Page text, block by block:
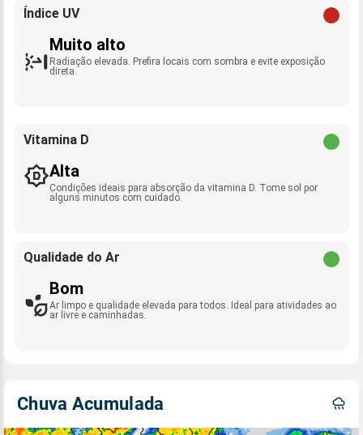
Índice UV
Muito alto
Radiação elevada. Prefira locais com sombra e evite exposição
direta.
Vitamina D
Alta
Condições ideais para absorção da vitamina D. Tome sol por
alguns minutos com cuidado.
Qualidade do Ar
Bom
Ar limpo e qualidade elevada para todos. Ideal para atividades ao
ar livre e caminhadas.
Chuva Acumulada